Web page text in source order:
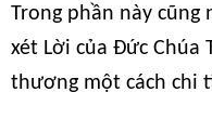
Trong phần này cũng
xét Lời của Đức Chúa
thương một cách chi